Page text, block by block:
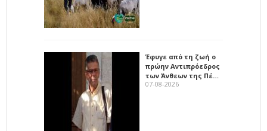
Έφυγε από τη ζωή ο
πρώην Αντιπρόεδρος
των Άνθεων της Πέ…
07-08-2026